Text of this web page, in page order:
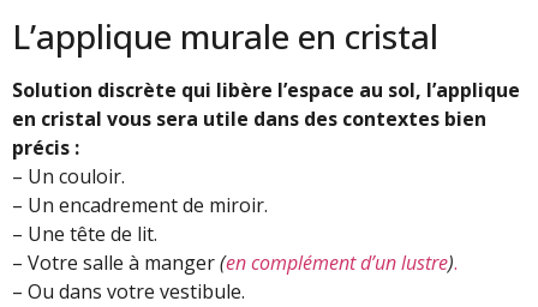
L’applique murale en cristal
Solution discrète qui libère l’espace au sol, l’applique
en cristal vous sera utile dans des contextes bien
précis :
– Un couloir.
– Un encadrement de miroir.
– Une tête de lit.
– Votre salle à manger(en complément d’un lustre).
– Ou dans votre vestibule.